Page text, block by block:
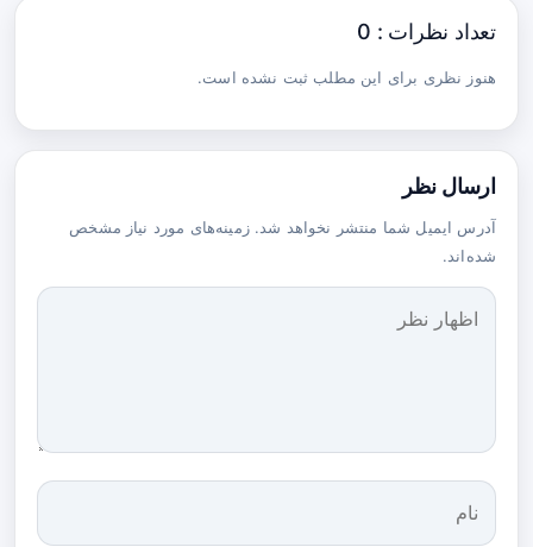
تعداد نظرات : 0
هنوز نظری برای این مطلب ثبت نشده است.
ارسال نظر
آدرس ایمیل شما منتشر نخواهد شد. زمینه‌های مورد نیاز مشخص
شده‌اند.